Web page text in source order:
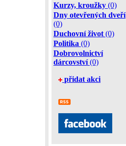
Kurzy, kroužky (0)
Dny otevřených dveří
(0)
Duchovní život (0)
Politika (0)
Dobrovolnictví
dárcovství(0)
přidat akci